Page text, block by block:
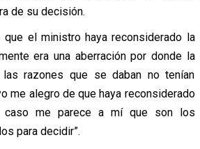
de su decisión.
que el ministro haya reconsiderado la
era una aberración por donde la
las razones que se daban no tenían
me alegro de que haya reconsiderado
caso me parece a mí que son los
para decidir”.